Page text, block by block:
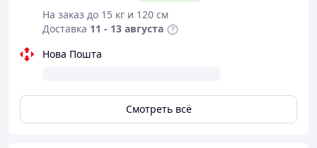
На заказ до 15 кг и 120 см
Доставка 11 - 13 августа
Нова Пошта
Смотреть всё